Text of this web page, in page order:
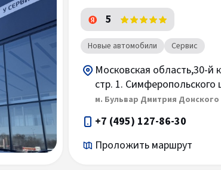
5
Новые автомобили Сервис
Московская область,30-й
стр. 1. Симферопольского
м. Бульвар Дмитрия Донского
+7 (495) 127-86-30
Проложить маршрут